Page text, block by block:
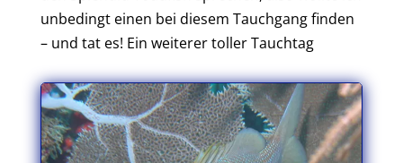
unbedingt einen bei diesem Tauchgang finden
– und tat es! Ein weiterer toller Tauchtag